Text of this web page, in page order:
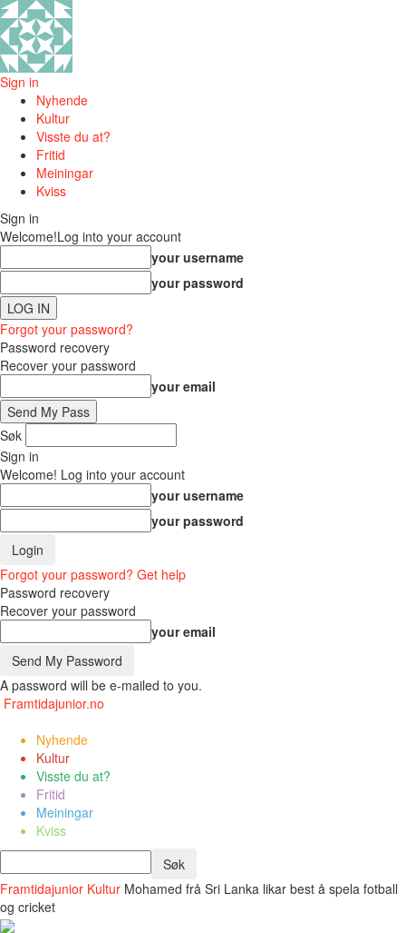
Sign in
Nyhende
Kultur
Visste du at?
Fritid
Meiningar
Kviss
Sign in
Welcome!Log into your account
your username
your password
Forgot your password?
Password recovery
Recover your password
your email
Søk
Sign in
Welcome! Log into your account
your username
your password
Forgot your password? Get help
Password recovery
Recover your password
your email
A password will be e-mailed to you.
Framtidajunior.no
Nyhende
Kultur
Visste du at?
Fritid
Meiningar
Kviss
Framtidajunior Kultur Mohamed frå Sri Lanka likar best å spela fotball
og cricket